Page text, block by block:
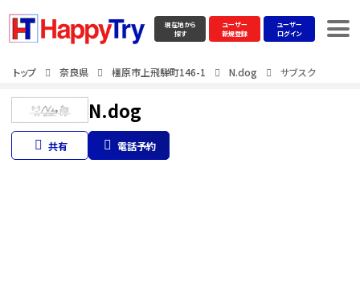
現在地から
探す
ユーザー
新規登録
ユーザー
ログイン
トップ 奈良県 橿原市上飛騨町146-1 N.dog サブスク
N.dog
共有 電話予約